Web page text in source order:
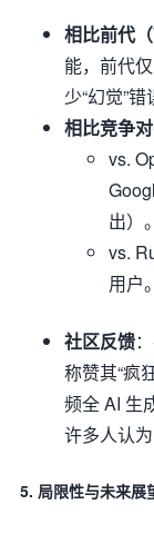
相比前代（
能，前代
少“幻觉”错
相比竞争
vs.
出）。
vs.
用户。
社区反馈
称赞其“疯
频全 AI 生
许多人认为
5. 局限性与未来展